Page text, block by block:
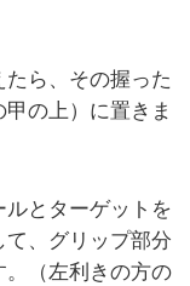
たら、その握った
の上）に置きま
ルとターゲットを
、グリップ部分
。（左利きの方の